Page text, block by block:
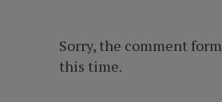
Sorry, the comment
this time.